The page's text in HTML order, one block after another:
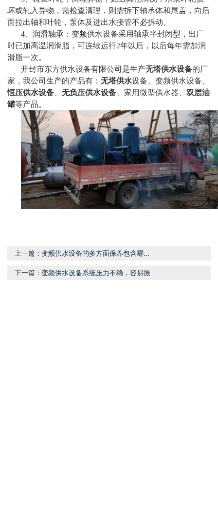
坏或轧入异物，需检查清理，则需拆下轴承体和尾盖，向后
面拉出轴和叶轮，泵体及进出水接管不必拆动。
4、润滑轴承：变频供水设备采用轴承半封闭型，出厂
时已加高温润滑脂，可连续运行2年以后，以后每年需加润
滑脂一次。
开封市东方供水设备有限公司是生产无塔供水设备的厂
家，我公司生产的产品有： 无塔供水设备、变频供水设备、
恒压供水设备、 无负压供水设备、家用微型供水器、 双层油
罐等产品。
上一篇：变频供水设备的多方面保养包含哪...
下一篇：变频供水设备系统压力不稳，容易振...